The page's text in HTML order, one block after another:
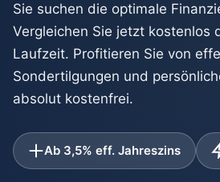
Sie suchen die optimale
Vergleichen Sie jetzt kostenlos
Laufzeit. Profitieren Sie von
Sondertilgungen und
absolut kostenfrei.
Ab 3,5% eff. Jahreszins